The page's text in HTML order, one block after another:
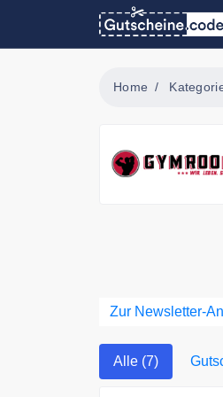
Home
Zur Newsletter-
Alle (7)